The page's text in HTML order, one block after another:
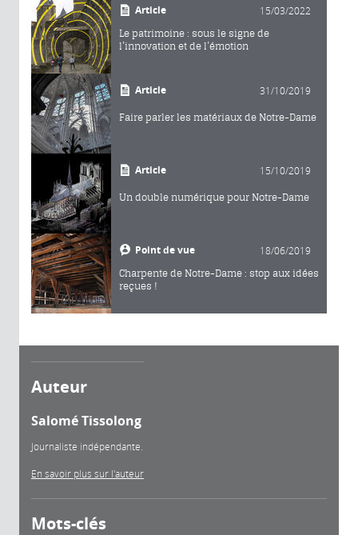
Article 15/03/2022
Le patrimoine : sous le signe de
l’innovation et de l’émotion
Article 31/10/2019
Faire parler les matériaux de Notre-Dame
Article 15/10/2019
Un double numérique pour Notre-Dame
Point de vue 18/06/2019
Charpente de Notre-Dame : stop aux idées
reçues !
Auteur
Salomé Tissolong
Journaliste indépendante.
En savoir plus sur l'auteur
Mots-clés